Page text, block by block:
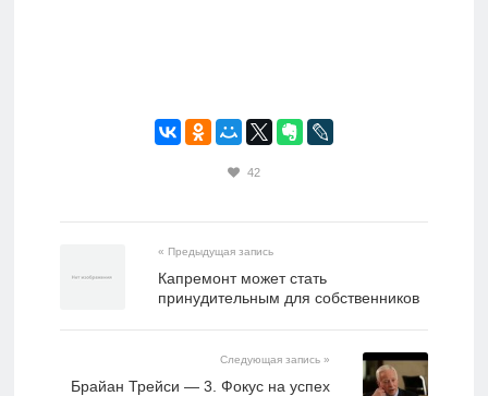
42
« Предыдущая запись
Капремонт может стать
принудительным для собственников
Следующая запись »
Брайан Трейси — 3. Фокус на успех